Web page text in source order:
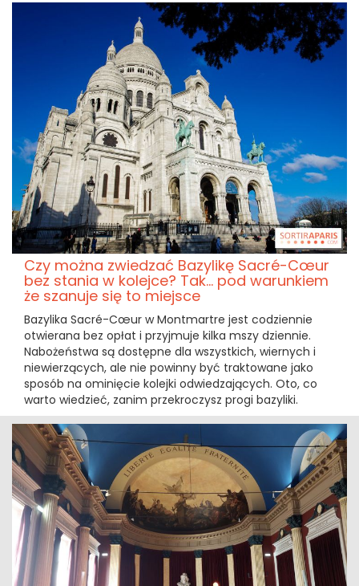
Czy można zwiedzać Bazylikę Sacré-Cœur
bez stania w kolejce? Tak... pod warunkiem
że szanuje się to miejsce
Bazylika Sacré-Cœur w Montmartre jest codziennie
otwierana bez opłat i przyjmuje kilka mszy dziennie.
Nabożeństwa są dostępne dla wszystkich, wiernych i
niewierzących, ale nie powinny być traktowane jako
sposób na ominięcie kolejki odwiedzających. Oto, co
warto wiedzieć, zanim przekroczysz progi bazyliki.